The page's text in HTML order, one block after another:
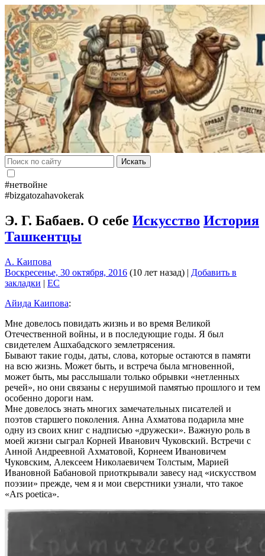
Искать
#нетвойне
#bizgatozahavokerak
Э. Г. Бабаев. О себе Искусство История
Ташкентцы
А. Каипова
Воскресенье, 30 октября, 2016 (10 лет назад) | Добавить в
закладки | EC
Айида Каипова:
Мне довелось повидать жизнь и во время Великой
Отечественной войны, и в последующие годы. Я был
свидетелем Ашхабадского землетрясения.
Бывают такие годы, даты, слова, которые остаются в памяти
на всю жизнь. Может быть, и встреча была мгновенной,
может быть, мы расслышали только обрывки «нетленных
речей», но они связаны с нерушимой памятью прошлого и тем
особенно дороги нам.
Мне довелось знать многих замечательных писателей и
поэтов старшего поколения. Анна Ахматова подарила мне
одну из своих книг с надписью «дружески». Важную роль в
моей жизни сыграл Корней Иванович Чуковский. Встречи с
Анной Андреевной Ахматовой, Корнеем Ивановичем
Чуковским, Алексеем Николаевичем Толстым, Марией
Ивановной Бабановой приоткрывали завесу над «искусством
поэзии» прежде, чем я и мои сверстники узнали, что такое
«Ars poetica».